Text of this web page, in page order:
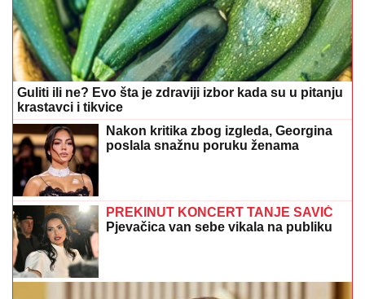
Guliti ili ne? Evo šta je zdraviji izbor kada su u pitanju
krastavci i tikvice
Nakon kritika zbog izgleda, Georgina
poslala snažnu poruku ženama
PREKINUT KONCERT TANJE SAVIĆ
Pjevačica van sebe vikala na publiku